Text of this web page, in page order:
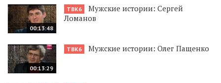
00:13:48
ТВК6
Мужские истории: Сергей
Ломанов
00:13:29
ТВК6 Мужские истории: Олег Пащенко